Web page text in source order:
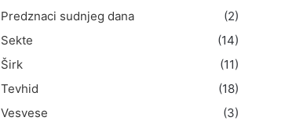
Predznaci sudnjeg dana
(2)
Sekte
(14)
Širk
(11)
Tevhid
(18)
Vesvese
(3)